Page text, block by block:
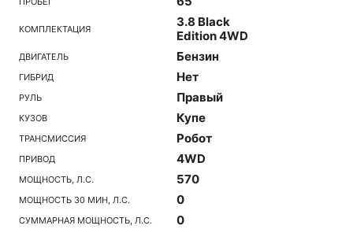
КОМПЛЕКТАЦИЯ
3.8 Black
Edition 4WD
ДВИГАТЕЛЬ Бензин
ГИБРИД Нет
РУЛЬ Правый
КУЗОВ Купе
ТРАНСМИССИЯ Робот
ПРИВОД 4WD
МОЩНОСТЬ, Л.С. 570
МОЩНОСТЬ 30 МИН, Л.С. 0
СУММАРНАЯ МОЩНОСТЬ, Л.С. 0